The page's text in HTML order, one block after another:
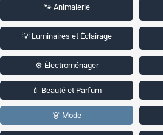
🐾 Animalerie
💡 Luminaires et Éclairage
⚙️ Électroménager
💄 Beauté et Parfum
👗 Mode